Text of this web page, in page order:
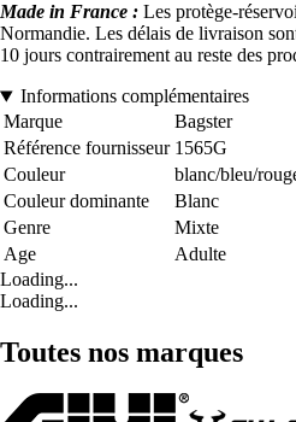
Made in France : Les protège-
Normandie. Les délais de livraison
10 jours contrairement au reste des
Informations complémentaires
Marque
Bagster
Référence fournisseur 1565G
Couleur
blanc/bleu/
Couleur dominante
Blanc
Genre
Mixte
Age
Adulte
Loading...
Loading...
Toutes nos marques